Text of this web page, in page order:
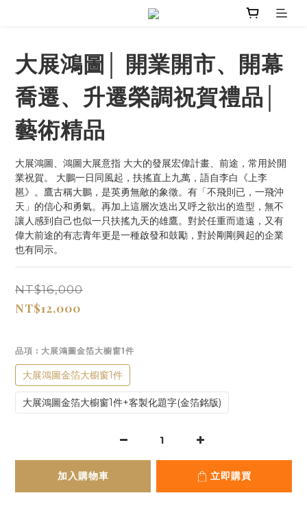
大展鴻圖│ 開業開市、開幕
喬遷、升遷榮調祝賀禮品│
藝術精品
大展鴻圖、鴻圖大展意指 大大的發展宏偉計畫、前途，常用於開
業祝賀。 大鵬一日同風起，扶搖直上九萬，語自李白《上李
邕》。鷹古稱大鵬，是英勇無敵的象徵。有「不飛則已，一飛沖
天」的信心和勇氣。再加上這層次迭出又呼之欲出的造型，無不
讓人感到自己也似一只扶搖九天的雄鷹。對於任重而道遠，又有
偉大前途的有志青年更是一種啟發和鼓勵，對於剛剛興起的企業
也有同示。
NT$16,000
NT$12,000
品項 : 大展鴻圖金箔大櫥窗1件
大展鴻圖金箔大櫥窗1件
大展鴻圖金箔大櫥窗1件+客製化題字(金箔銘版)
加入購物車 立即購買